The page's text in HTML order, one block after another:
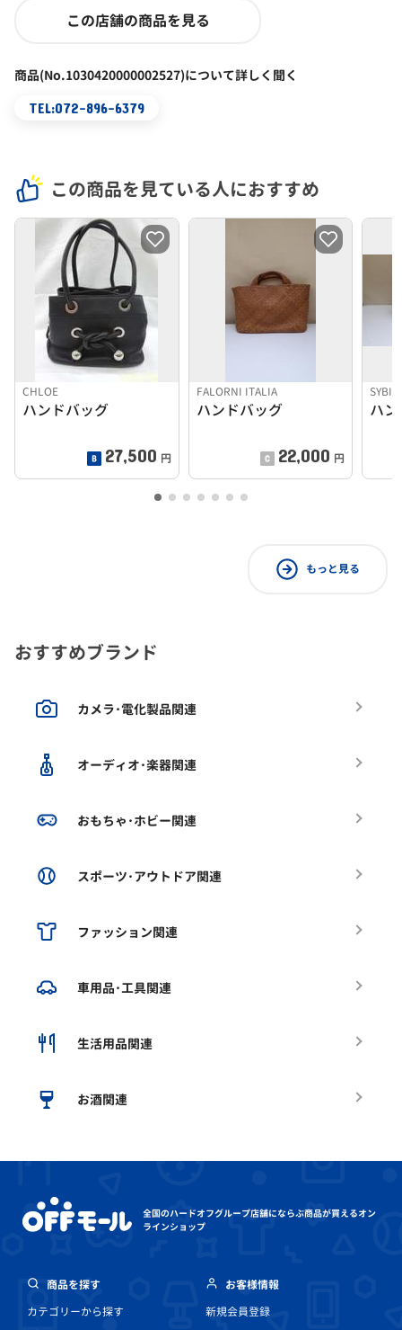
この店舗の商品を見る
商品(No.1030420000002527)について詳しく聞く
TEL:072-896-6379
この商品を見ている人におすすめ
CHLOE
ハンドバッグ
27,500 円
FALORNI ITALIA
ハンドバッグ
22,000 円
ハ
もっと見る
おすすめブランド
カメラ･電化製品関連
オーディオ･楽器関連
おもちゃ･ホビー関連
スポーツ･アウトドア関連
ファッション関連
車用品･工具関連
生活用品関連
お酒関連
全国のハードオフグループ店舗にならぶ商品が買えるオン
ラインショップ
商品を探す
カテゴリーから探す
お客様情報
新規会員登録